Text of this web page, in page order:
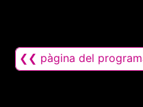
❮❮ pàgina del